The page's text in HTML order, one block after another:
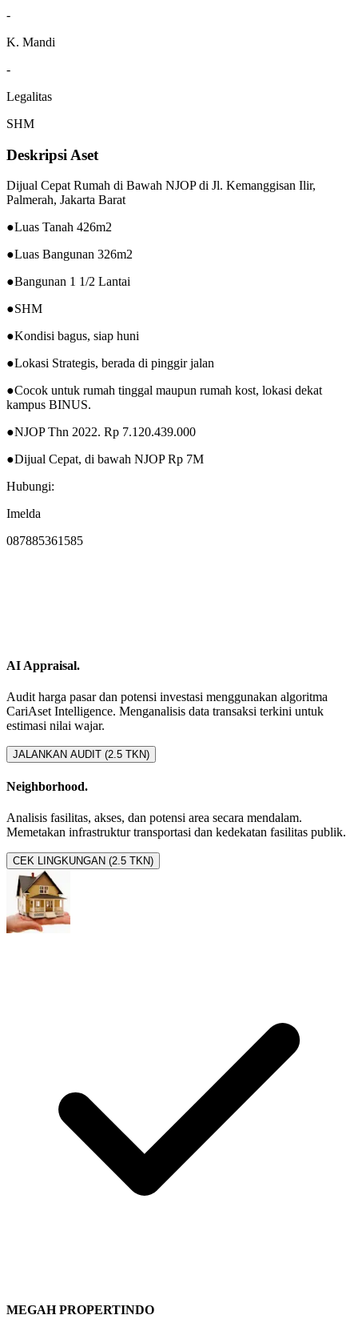
-
K. Mandi
-
Legalitas
SHM
Deskripsi Aset
Dijual Cepat Rumah di Bawah NJOP di Jl. Kemanggisan Ilir,
Palmerah, Jakarta Barat
●Luas Tanah 426m2
●Luas Bangunan 326m2
●Bangunan 1 1/2 Lantai
●SHM
●Kondisi bagus, siap huni
●Lokasi Strategis, berada di pinggir jalan
●Cocok untuk rumah tinggal maupun rumah kost, lokasi dekat
kampus BINUS.
●NJOP Thn 2022. Rp 7.120.439.000
●Dijual Cepat, di bawah NJOP Rp 7M
Hubungi:
Imelda
087885361585
AI Appraisal.
Audit harga pasar dan potensi investasi menggunakan algoritma
CariAset Intelligence. Menganalisis data transaksi terkini untuk
estimasi nilai wajar.
JALANKAN AUDIT (2.5 TKN)
Neighborhood.
Analisis fasilitas, akses, dan potensi area secara mendalam.
Memetakan infrastruktur transportasi dan kedekatan fasilitas publik.
CEK LINGKUNGAN (2.5 TKN)
MEGAH PROPERTINDO